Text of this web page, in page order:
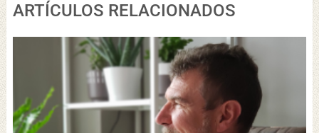
ARTÍCULOS RELACIONADOS